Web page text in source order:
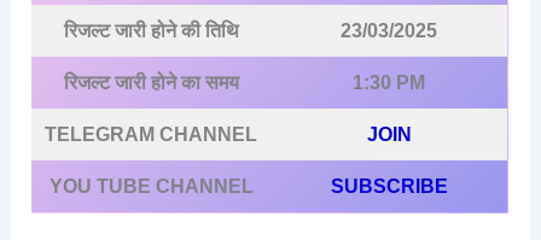
रिजल्ट जारी होने की तिथि 23/03/2025
रिजल्ट जारी होने का समय 1:30 PM
TELEGRAM CHANNEL JOIN
YOU TUBE CHANNEL SUBSCRIBE